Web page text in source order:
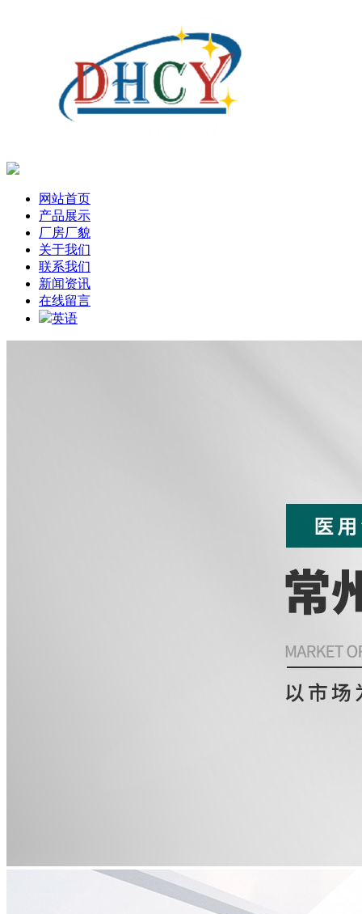
网站首页
产品展示
厂房厂貌
关于我们
联系我们
新闻资讯
在线留言
英语